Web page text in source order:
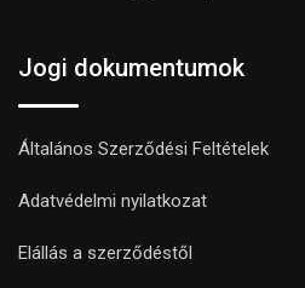
Jogi dokumentumok
Általános Szerződési Feltételek
Adatvédelmi nyilatkozat
Elállás a szerződéstől